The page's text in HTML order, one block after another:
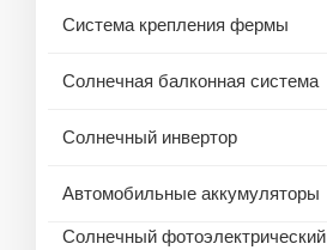
Система крепления фермы
Солнечная балконная система
Солнечный инвертор
Автомобильные аккумуляторы
Солнечный фотоэлектрический